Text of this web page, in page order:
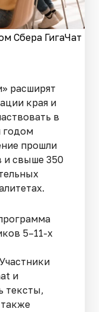
Сбера ГигаЧат
расширят
края и
в
годом
прошли
и свыше 350
5–11-х
и
тексты,